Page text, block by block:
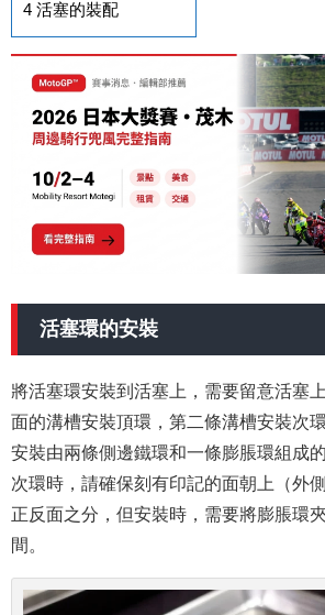
4 活塞的裝配
活塞環的安裝
將活塞環安裝到活塞上，需要留意活塞
面的溝槽安裝頂環，第二條溝槽安裝次
安裝由兩條側邊鐵環和一條膨脹環組成
次環時，請確保刻有印記的面朝上（外
正反面之分，但安裝時，需要將膨脹環
間。